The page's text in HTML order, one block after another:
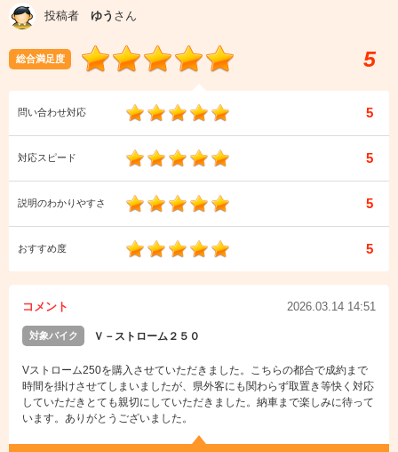
投稿者 ゆう さん
総合満足度 5
問い合わせ対応 5
対応スピード 5
説明のわかりやすさ 5
おすすめ度 5
コメント 2026.03.14 14:51
対象バイク Ｖ－ストローム２５０
Vストローム250を購入させていただきました。こちらの都合で成約まで
時間を掛けさせてしまいましたが、県外客にも関わらず取置き等快く対応
していただきとても親切にしていただきました。納車まで楽しみに待って
います。ありがとうございました。